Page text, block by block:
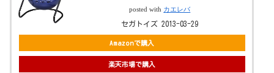
posted with カエレバ
セガトイズ 2013-03-29
Amazonで購入
楽天市場で購入